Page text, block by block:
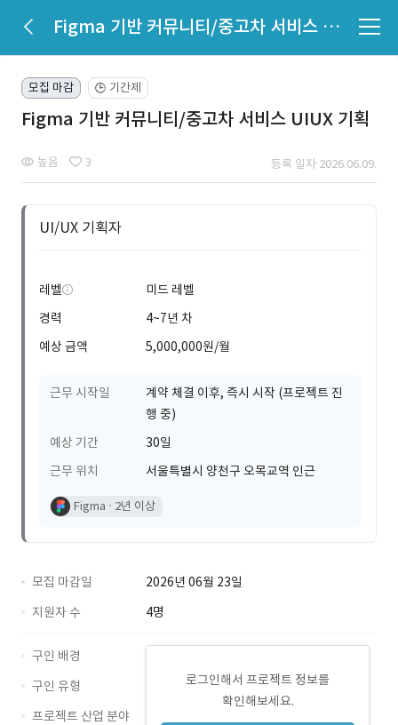
Figma 기반 커뮤니티/중고차 서비스 UIUX 기획
모집 마감 🕒 기간제
Figma 기반 커뮤니티/중고차 서비스 UIUX 기획
높음 3 등록 일자 2026.06.09.
UI/UX 기획자
레벨
미드 레벨
경력
4~7년 차
예상 금액
5,000,000원/월
근무 시작일
계약 체결 이후, 즉시 시작 (프로젝트 진
행 중)
예상 기간
30일
근무 위치
서울특별시 양천구 오목교역 인근
Figma 2년 이상
모집 마감일
2026년 06월 23일
지원자 수
4명
로그인해서 프로젝트 정보를
확인해보세요.
구인 배경
구인 유형
프로젝트 산업 분야